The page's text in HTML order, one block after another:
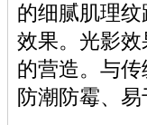
的细腻肌理
效果。光影
的营造。与
防潮防霉、